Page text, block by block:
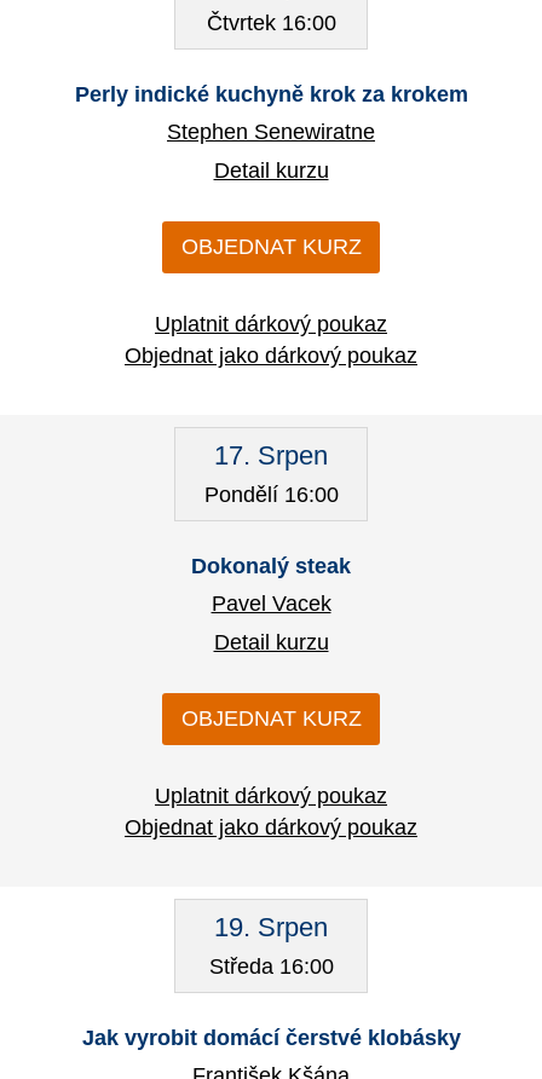
Čtvrtek 16:00
Perly indické kuchyně krok za krokem
Stephen Senewiratne
Detail kurzu
OBJEDNAT KURZ
Uplatnit dárkový poukaz
Objednat jako dárkový poukaz
17. Srpen
Pondělí 16:00
Dokonalý steak
Pavel Vacek
Detail kurzu
OBJEDNAT KURZ
Uplatnit dárkový poukaz
Objednat jako dárkový poukaz
19. Srpen
Středa 16:00
Jak vyrobit domácí čerstvé klobásky